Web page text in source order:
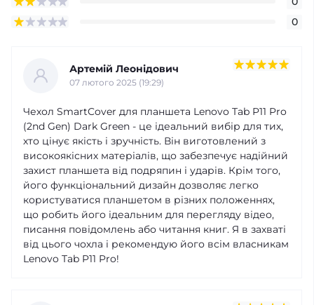
0
Артемій Леонідович
07 лютого 2025 (19:29)
Чехол SmartCover для планшета Lenovo Tab P11 Pro
(2nd Gen) Dark Green - це ідеальний вибір для тих,
хто цінує якість і зручність. Він виготовлений з
високоякісних матеріалів, що забезпечує надійний
захист планшета від подряпин і ударів. Крім того,
його функціональний дизайн дозволяє легко
користуватися планшетом в різних положеннях,
що робить його ідеальним для перегляду відео,
писання повідомлень або читання книг. Я в захваті
від цього чохла і рекомендую його всім власникам
Lenovo Tab P11 Pro!